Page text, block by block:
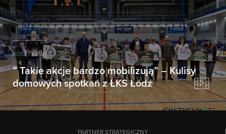
KOSZYKÓWKA
” Takie akcje bardzo mobilizują” – Kulisy
domowych spotkań z ŁKS Łódź
PARTNER STRATEGICZNY